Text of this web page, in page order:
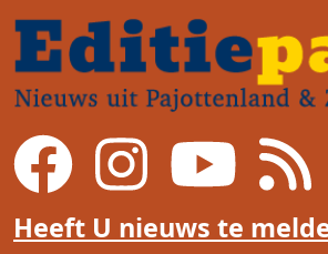
Heeft U nieuws te